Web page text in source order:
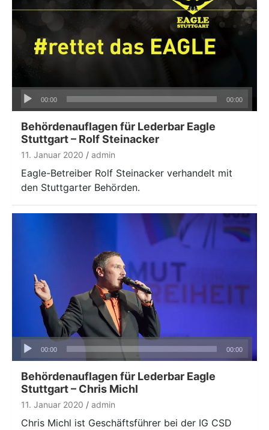
Audio-
Player
00:00 00:00
Behördenauflagen für Lederbar Eagle
Stuttgart – Rolf Steinacker
11. Januar 2020 admin
Eagle-Betreiber Rolf Steinacker verhandelt mit
den Stuttgarter Behörden.
Audio-
Player
00:00 00:00
Behördenauflagen für Lederbar Eagle
Stuttgart – Chris Michl
11. Januar 2020 admin
Chris Michl ist Geschäftsführer bei der IG CSD